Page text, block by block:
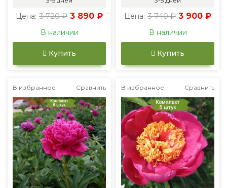
Цена: 3 720 ₽ 3 890 ₽
В наличии
Купить
Цена: 3 740 ₽ 3 900 ₽
В наличии
Купить
В избранное Сравнить В избранное Сравнить